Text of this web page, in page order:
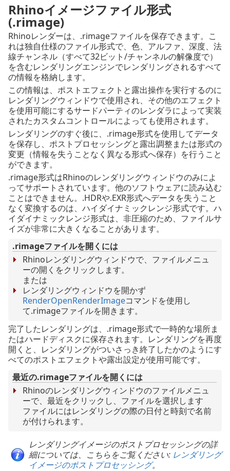
Rhinoイメージファイル形式
(.rimage)
Rhinoレンダーは、.rimageファイルを保存できます。こ
れは独自仕様のファイル形式で、色、アルファ、深度、法
線チャンネル（すべて32ビット/チャンネルの解像度で）
を含むレンダリングエンジンでレンダリングされるすべて
の情報を格納します。
この情報は、ポストエフェクトと露出操作を実行するのに
レンダリングウィンドウで使用され、その他のエフェクト
を使用可能にするサードパーティのレンダラによって実装
されたカスタムコントロールによっても使用されます。
レンダリングのすぐ後に、.rimage形式を使用してデータ
を保存し、ポストプロセッシングと露出調整または形式の
変更（情報を失うことなく異なる形式へ保存）を行うこと
ができます。
.rimage形式はRhinoのレンダリングウィンドウのみによ
ってサポートされています。他のソフトウェアに読み込む
ことはできません。.HDRや.EXR形式へデータを失うこと
なく変換するのは、ハイダイナミックレンジ形式です。ハ
イダイナミックレンジ形式は、非圧縮のため、ファイルサ
イズが非常に大きくなることがあります。
.rimageファイルを開くには
Rhinoレンダリングウィンドウで、ファイルメニュ
ーの開くをクリックします。
または
レンダリングウィンドウを開かず
RenderOpenRenderImageコマンドを使用し
て.rimageファイルを開きます。
完了したレンダリングは、.rimage形式で一時的な場所ま
たはハードディスクに保存されます。レンダリングを再度
開くと、レンダリングがついさっき終了したかのようにす
べてのポストエフェクトや露出設定が使用可能です。
最近の.rimageファイルを開くには
Rhinoのレンダリングウィンドウのファイルメニュ
ーで、最近をクリックし、ファイルを選択します
ファイルにはレンダリングの際の日付と時刻で名前
が付けられます。
レンダリングイメージのポストプロセッシングの詳
細については、こちらをご覧ください: レンダリング
イメージのポストプロセッシング。